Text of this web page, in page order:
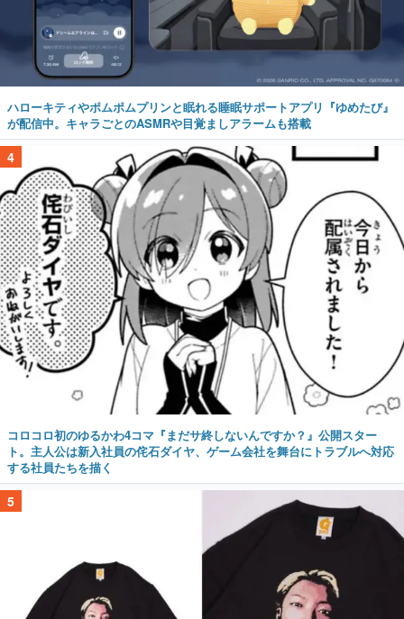
ハローキティやポムポムプリンと眠れる睡眠サポートアプリ『ゆめたび』
が配信中。キャラごとのASMRや目覚ましアラームも搭載
4
コロコロ初のゆるかわ4コマ『まだサ終しないんですか？』公開スター
ト。主人公は新入社員の侘石ダイヤ、ゲーム会社を舞台にトラブルへ対応
する社員たちを描く
5